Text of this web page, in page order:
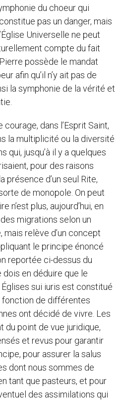
du choeur qui
pas un danger, mais
Universelle ne peut
compte du fait
possède le mandat
afin qu’il n’y ait pas de
la symphonie de la vérité et
dans l’Esprit Saint,
la multiplicité ou la diversité
qui, jusqu’à il y a quelques
pour des raisons
présence d’un seul Rite,
de monopole. On peut
n’est plus, aujourd’hui, en
migrations selon un
relève d’un concept
le principe énoncé
reportée ci-dessus du
en déduire que le
sui iuris est constitué
fonction de différentes
ont décidé de vivre. Les
du point de vue juridique,
et revus pour garantir
pour assurer la salus
dont nous sommes de
tant que pasteurs, et pour
des assimilations qui